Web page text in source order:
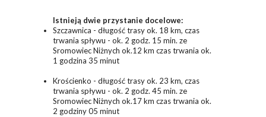
Istnieją dwie przystanie docelowe:
Szczawnica - długość trasy ok. 18 km, czas
trwania spływu - ok. 2 godz. 15 min. ze
Sromowiec Niżnych ok.12 km czas trwania ok.
1 godzina 35 minut
Krościenko - długość trasy ok. 23 km, czas
trwania spływu - ok. 2 godz. 45 min. ze
Sromowiec Niżnych ok.17 km czas trwania ok.
2 godziny 05 minut